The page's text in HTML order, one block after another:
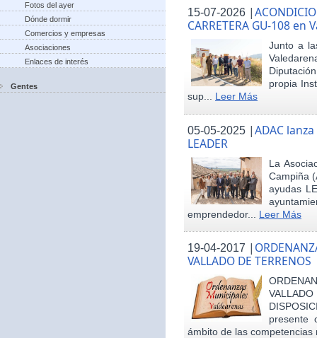
Fotos del ayer
Dónde dormir
Comercios y empresas
Asociaciones
Enlaces de interés
Gentes
15-07-2026 |
CARRETERA GU-108 en
Junto a
propia
sup... Leer Más
05-05-2025 |ADAC
LEADER
La
Campiña
ayudas
emprendedor... Leer Más
19-04-2017 |
VALLADO DE TERRENOS
presente
ámbito de las